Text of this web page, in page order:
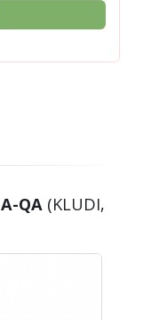
A-QA (KLUDI,